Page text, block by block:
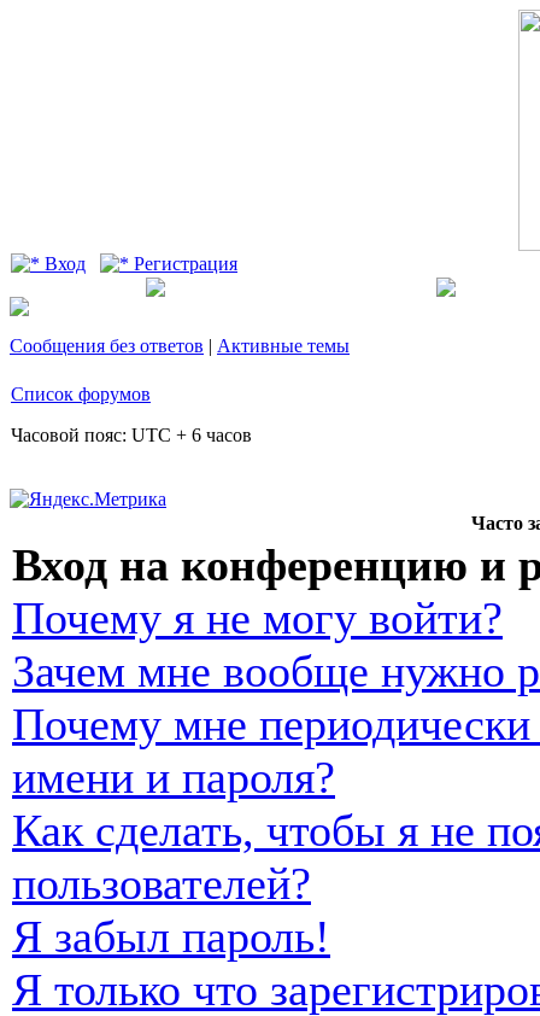
Вход Регистрация
Сообщения без ответов | Активные темы
Список форумов
Часовой пояс: UTC + 6 часов
Часто
Вход на конференцию и
Почему я не могу войти?
Зачем мне вообще нужно
Почему мне периодически
имени и пароля?
Как сделать, чтобы я не
пользователей?
Я забыл пароль!
Я только что